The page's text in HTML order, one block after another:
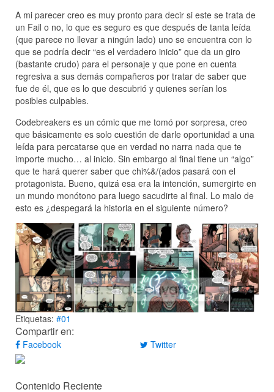
A mi parecer creo es muy pronto para decir si este se trata de
un Fail o no, lo que es seguro es que después de tanta leída
(que parece no llevar a ningún lado) uno se encuentra con lo
que se podría decir “es el verdadero inicio” que da un giro
(bastante crudo) para el personaje y que pone en cuenta
regresiva a sus demás compañeros por tratar de saber que
fue de él, que es lo que descubrió y quienes serían los
posibles culpables.
Codebreakers es un cómic que me tomó por sorpresa, creo
que básicamente es solo cuestión de darle oportunidad a una
leída para percatarse que en verdad no narra nada que te
importe mucho… al inicio. Sin embargo al final tiene un “algo”
que te hará querer saber que chi%&/(ados pasará con el
protagonista. Bueno, quizá esa era la intención, sumergirte en
un mundo monótono para luego sacudirte al final. Lo malo de
esto es ¿despegará la historia en el siguiente número?
Etiquetas: #01
Compartir en:
Facebook Twitter
Contenido Reciente